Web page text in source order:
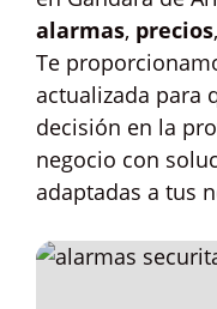
alarmas, precios,
Te
actualizada para
decisión en la
negocio con
adaptadas a tus